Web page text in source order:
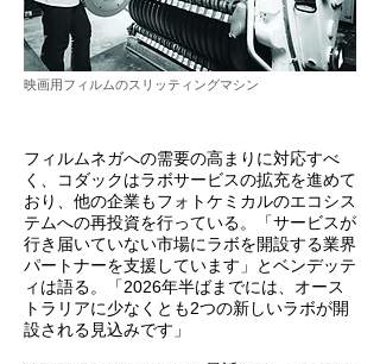
映画用フィルムのスリッティングマシン
フィルムネガへの需要の高まりに対応すべ
く、コダックはラボサービスの拡充を進めて
おり、他の企業もフォトケミカルのエコシス
テムへの再投資を行っている。「サービスが
行き届いていない市場にラボを開設する業界
パートナーを支援しています」とベンデッテ
ィは語る。「2026年半ばまでには、オース
トラリアに少なくとも2つの新しいラボが開
設される見込みです」